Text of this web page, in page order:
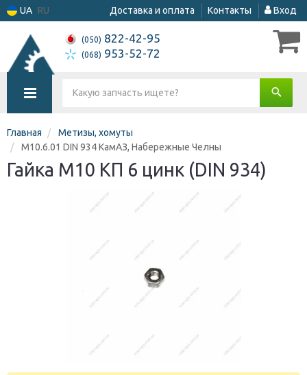
UA RU Доставка и оплата Контакты Вход
(050) 822-42-95
(068) 953-52-72
Главная
Метизы, хомуты
М10.6.01 DIN 934 КамАЗ, Набережные Челны
Гайка М10 КП 6 цинк (DIN 934)